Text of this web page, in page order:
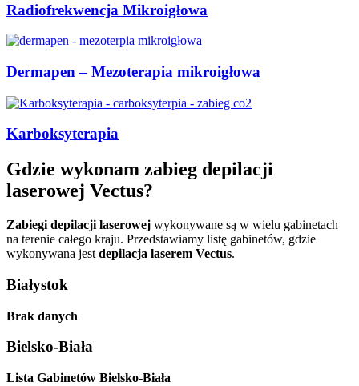
Radiofrekwencja Mikroigłowa
Dermapen – Mezoterapia mikroigłowa
Karboksyterapia
Gdzie wykonam zabieg depilacji
laserowej Vectus?
Zabiegi depilacji laserowej wykonywane są w wielu gabinetach
na terenie całego kraju. Przedstawiamy listę gabinetów, gdzie
wykonywana jest depilacja laserem Vectus.
Białystok
Brak danych
Bielsko-Biała
Lista Gabinetów Bielsko-Biała